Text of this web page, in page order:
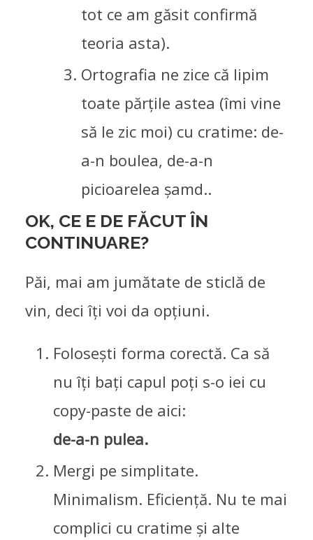
ÎNJURAȚI, BĂ, CUM
TREBUIE!
OAMENI IN JUR 20/10/2025
tot ce am găsit confirmă
teoria asta).
Ortografia ne zice că lipim
toate părțile astea (îmi vine
să le zic moi) cu cratime: de-
a-n boulea, de-a-n
picioarelea șamd..
OK, CE E DE FĂCUT ÎN
CONTINUARE?
Păi, mai am jumătate de sticlă de
vin, deci îți voi da opțiuni.
Folosești forma corectă. Ca să
nu îți bați capul poți s-o iei cu
copy-paste de aici:
de-a-n pulea.
Mergi pe simplitate.
Minimalism. Eficiență. Nu te mai
complici cu cratime și alte